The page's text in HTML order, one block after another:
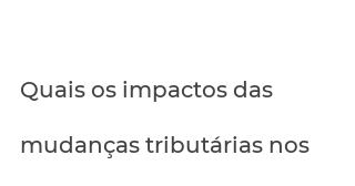
Quais os impactos das
mudanças tributárias nos